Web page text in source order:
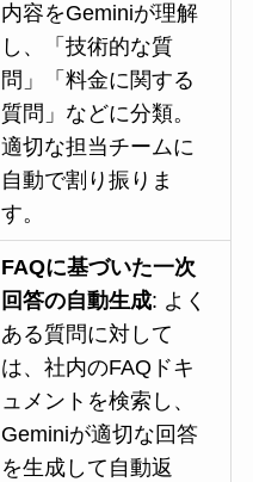
内容をGeminiが理解
し、「技術的な質
問」「料金に関する
質問」などに分類。
適切な担当チームに
自動で割り振りま
す。
FAQに基づいた一次
回答の自動生成: よく
ある質問に対して
は、社内のFAQドキ
ュメントを検索し、
Geminiが適切な回答
を生成して自動返